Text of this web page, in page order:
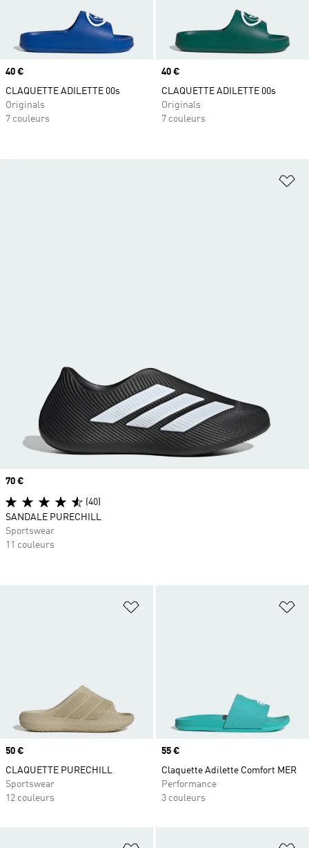
Prix
40 €
CLAQUETTE ADILETTE 00s
Originals
7 couleurs
Prix
40 €
CLAQUETTE ADILETTE 00s
Originals
7 couleurs
Ajouter à la Liste de produits
Prix
50 €
CLAQUETTE PURECHILL
Sportswear
12 couleurs
Prix
55 €
Claquette Adilette Comfort MER
Performance
3 couleurs
Prix
70 €
(40)
SANDALE PURECHILL
Sportswear
11 couleurs